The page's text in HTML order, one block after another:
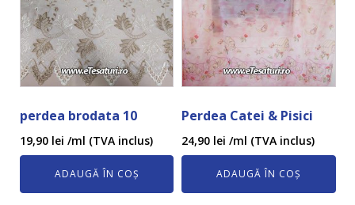
perdea brodata 10
19,90 lei /ml (TVA inclus)
ADAUGĂ ÎN COȘ
Perdea Catei & Pisici
24,90 lei /ml (TVA inclus)
ADAUGĂ ÎN COȘ